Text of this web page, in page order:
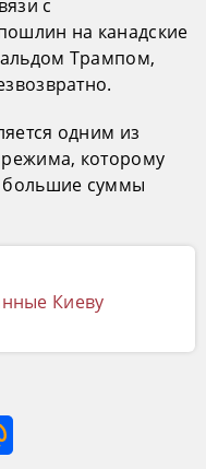
с
на канадские
Трампом,
одним из
которому
большие суммы
Киеву